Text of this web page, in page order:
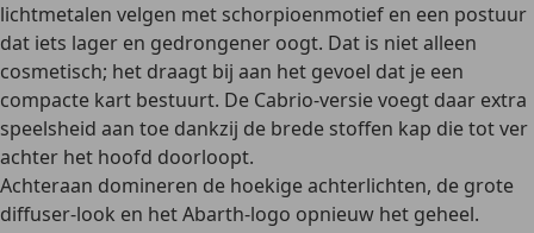
lichtmetalen velgen met schorpioenmotief en een postuur
dat iets lager en gedrongener oogt. Dat is niet alleen
cosmetisch; het draagt bij aan het gevoel dat je een
compacte kart bestuurt. De Cabrio-versie voegt daar extra
speelsheid aan toe dankzij de brede stoffen kap die tot ver
achter het hoofd doorloopt.
Achteraan domineren de hoekige achterlichten, de grote
diffuser-look en het Abarth-logo opnieuw het geheel.